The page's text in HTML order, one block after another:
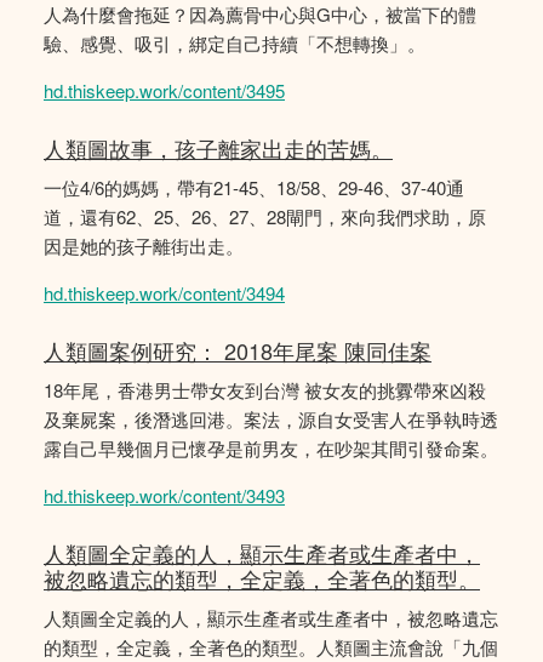
人為什麼會拖延？因為薦骨中心與G中心，被當下的體
驗、感覺、吸引，綁定自己持續「不想轉換」。
hd.thiskeep.work/content/3495
人類圖故事，孩子離家出走的苦媽。
一位4/6的媽媽，帶有21-45、18/58、29-46、37-40通
道，還有62、25、26、27、28閘門，來向我們求助，原
因是她的孩子離街出走。
hd.thiskeep.work/content/3494
人類圖案例研究： 2018年尾案 陳同佳案
18年尾，香港男士帶女友到台灣 被女友的挑釁帶來凶殺
及棄屍案，後潛逃回港。案法，源自女受害人在爭執時透
露自己早幾個月已懷孕是前男友，在吵架其間引發命案。
hd.thiskeep.work/content/3493
人類圖全定義的人，顯示生產者或生產者中，
被忽略遺忘的類型，全定義，全著色的類型。
人類圖全定義的人，顯示生產者或生產者中，被忽略遺忘
的類型，全定義，全著色的類型。人類圖主流會說「九個